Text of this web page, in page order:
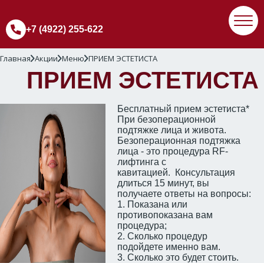
+7 (4922) 255-622
Главная Акции Меню ПРИЕМ ЭСТЕТИСТА
ПРИЕМ ЭСТЕТИСТА
Бесплатный прием эстетиста*
При безоперационной
подтяжке лица и живота.
Безоперационная подтяжка
лица - это процедура RF-
лифтинга с
кавитацией. Консультация
длиться 15 минут, вы
получаете ответы на вопросы:
1. Показана или
противопоказана вам
процедура;
2. Сколько процедур
подойдете именно вам.
3. Сколько это будет стоить.